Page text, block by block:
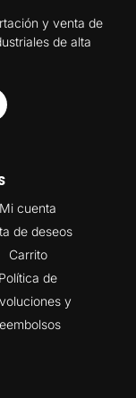
y venta de
de alta
Mi cuenta
de deseos
Carrito
Política de
y